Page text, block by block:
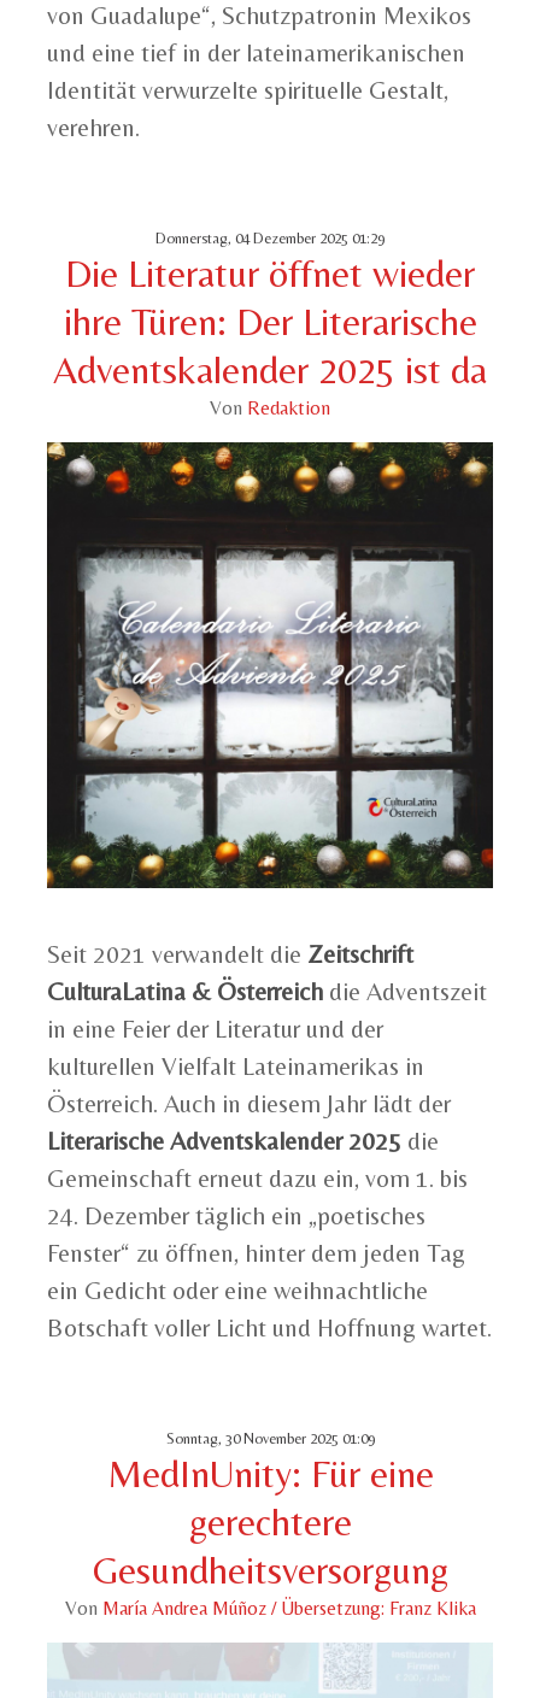
von Guadalupe“, Schutzpatronin Mexikos
und eine tief in der lateinamerikanischen
Identität verwurzelte spirituelle Gestalt,
verehren.
Donnerstag, 04 Dezember 2025 01:29
Die Literatur öffnet wieder
ihre Türen: Der Literarische
Adventskalender 2025 ist da
Von Redaktion
Seit 2021 verwandelt die Zeitschrift
CulturaLatina & Österreich die Adventszeit
in eine Feier der Literatur und der
kulturellen Vielfalt Lateinamerikas in
Österreich. Auch in diesem Jahr lädt der
Literarische Adventskalender 2025 die
Gemeinschaft erneut dazu ein, vom 1. bis
24. Dezember täglich ein „poetisches
Fenster“ zu öffnen, hinter dem jeden Tag
ein Gedicht oder eine weihnachtliche
Botschaft voller Licht und Hoffnung wartet.
Sonntag, 30 November 2025 01:09
MedInUnity: Für eine
gerechtere
Gesundheitsversorgung
Von María Andrea Múñoz / Übersetzung: Franz Klika